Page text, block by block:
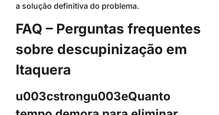
a solução definitiva do problema.
FAQ – Perguntas frequentes
sobre descupinização em
Itaquera
u003cstrongu003eQuanto